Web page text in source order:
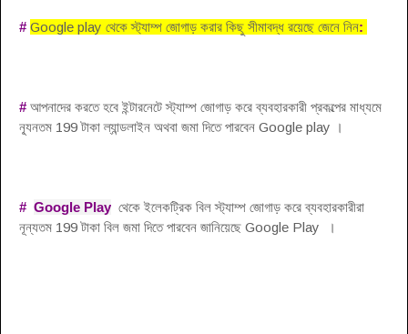
#Google play থেকে স্ট্যাম্প জোগাড় করার কিছু সীমাবদ্ধ রয়েছে জেনে নিন:
#আপনাদের করতে হবে ইন্টারনেটে স্ট্যাম্প জোগাড় করে ব্যবহারকারী প্রকল্পের মাধ্যমে
ন্যূনতম 199 টাকা ল্যান্ডলাইন অথবা জমা দিতে পারবেন Google play
।
# Google Play থেকে ইলেকট্রিক বিল স্ট্যাম্প জোগাড় করে ব্যবহারকারীরা
নূন্যতম 199 টাকা বিল জমা দিতে পারবেন জানিয়েছে Google Play
।